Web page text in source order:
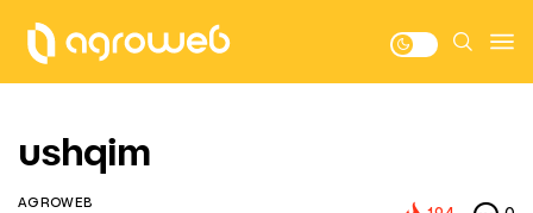
ushqim
AGROWEB